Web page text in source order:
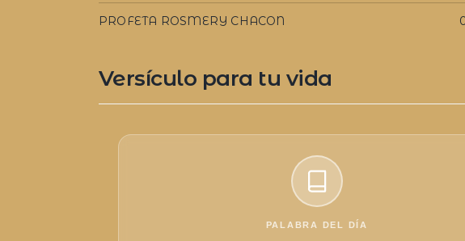
PROFETA ROSMERY CHACON
Versículo para tu vida
PALABRA DEL DÍA